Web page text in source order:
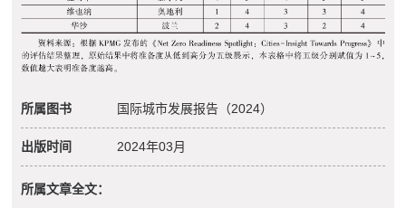
所属图书 国际城市发展报告（2024）
出版时间 2024年03月
所属文章全文：